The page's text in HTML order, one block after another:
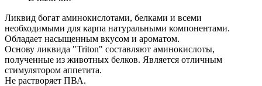
Ликвид богат аминокислотами, белками и всеми
необходимыми для карпа натуральными компонентами.
Обладает насыщенным вкусом и ароматом.
Основу ликвида "Triton" составляют аминокислоты,
полученные из животных белков. Является отличным
стимулятором аппетита.
Не растворяет ПВА.